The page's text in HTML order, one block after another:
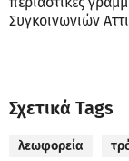
Συγκοινωνιών
Σχετικά Tags
λεωφορεία